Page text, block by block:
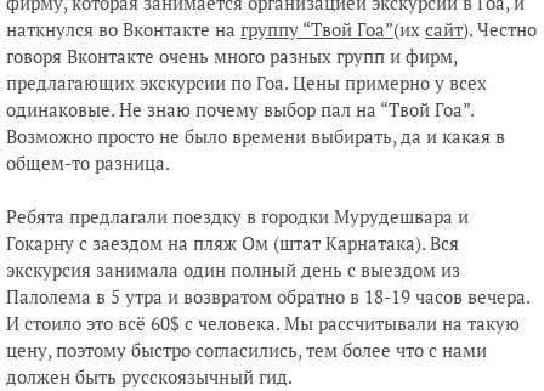
наткнулся во Вконтакте на группу “Твой Гоа”(их сайт). Честно
говоря Вконтакте очень много разных групп и фирм,
предлагающих экскурсии по Гоа. Цены примерно у всех
одинаковые. Не знаю почему выбор пал на “Твой Гоа”.
Возможно просто не было времени выбирать, да и какая в
общем-то разница.
Ребята предлагали поездку в городки Мурудешвара и
Гокарну с заездом на пляж Ом (штат Карнатака). Вся
экскурсия занимала один полный день с выездом из
Палолема в 5 утра и возвратом обратно в 18-19 часов вечера.
И стоило это всё 60$ с человека. Мы рассчитывали на такую
цену, поэтому быстро согласились, тем более что с нами
должен быть русскоязычный гид.